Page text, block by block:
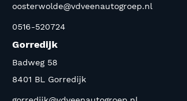
oosterwolde@vdveenautogroep.nl
0516-520724
Gorredijk
Badweg 58
8401 BL Gorredijk